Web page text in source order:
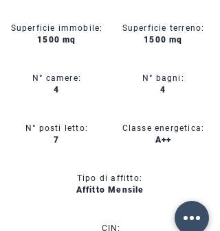
Superficie immobile:
1500 mq
N° camere:
4
N° posti letto:
7
Superficie terreno:
1500 mq
N° bagni:
4
Classe energetica:
A++
Tipo di affitto:
Affitto Mensile
CIN: